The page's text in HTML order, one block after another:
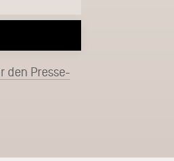
den Presse-